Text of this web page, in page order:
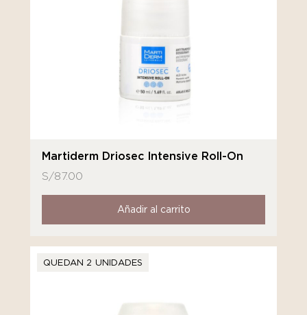
Martiderm Driosec Intensive Roll-On
S/87.00
Añadir al carrito
QUEDAN 2 UNIDADES